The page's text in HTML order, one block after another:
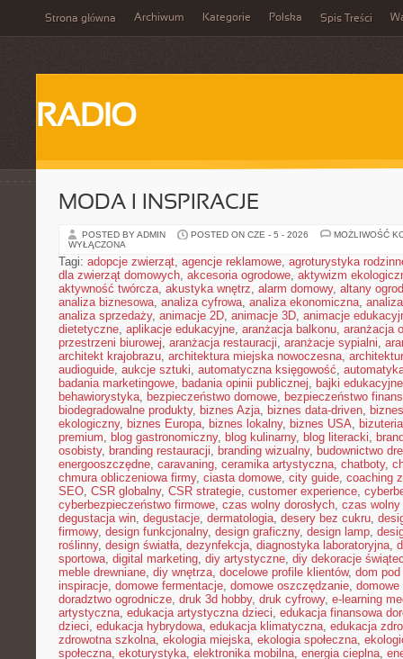
Strona główna Archiwum Kategorie Polska Spis Treści
RADIO
MODA I INSPIRACJE
POSTED BY ADMIN POSTED ON CZE - 5 - 2026
MOŻLIWOŚĆ
WYŁĄCZONA
Tagi: adopcje zwierząt, agencje reklamowe, agroturystyka
dla zwierząt domowych, akcesoria ogrodowe, aktywizm
aktywność twórcza, akustyka wnętrz, alarm domowy, altany
analiza biznesowa, analiza cyfrowa, analiza ekonomiczna,
analiza sprzedaży, animacje 2D, animacje 3D, animacje
dietetyczne, aplikacje edukacyjne, aranżacja balkonu, aranżacja
przestrzeni biurowej, aranżacja restauracji, aranżacje sypialni,
architekt krajobrazu, architektura miejska nowoczesna,
audioguide, aukcje sztuki, automatyczna księgowość,
badania marketingowe, badania opinii publicznej, bajki edukacyjne
behawiorystyka, bezpieczeństwo domowe, bezpieczeństwo
biodegradowalne produkty, biznes Azja, biznes data-driven,
ekologiczny, biznes Europa, biznes lokalny, biznes USA,
premium, blog gastronomiczny, blog kulinarny, blog literacki,
osobisty, branding restauracji, branding wizualny, budownictwo
energooszczędne, caravaning, ceramika artystyczna, chatboty,
chmura obliczeniowa firmy, ciasta domowe, city guide, coaching
SEO, CSR globalny, CSR strategie, customer experience,
cyberbezpieczeństwo firmowe, czas wolny dorosłych, czas
degustacja win, degustacje, dermatologia, desery bez cukru,
firmowy, design funkcjonalny, design graficzny, design lamp,
roślinny, design światła, dezynfekcja, diagnostyka laboratoryjna,
sportowa, digital marketing, diy artystyczne, diy dekoracje
meble drewniane, diy wnętrza, docelowe profile klientów, dom
inspiracje, domowe fermentacje, domowe oszczędzanie, domowe
doradztwo ogrodnicze, druk 3d hobby, druk cyfrowy, e-learning
artystyczna, edukacja artystyczna dzieci, edukacja finansowa
dzieci, edukacja hybrydowa, edukacja klimatyczna, edukacja
zdrowotna szkolna, ekologia miejska, ekologia społeczna,
społeczna, ekoturystyka, elektronika mobilna, energia cieplna,